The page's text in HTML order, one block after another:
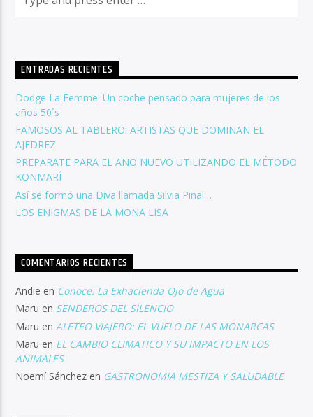
ENTRADAS RECIENTES
Dodge La Femme: Un coche pensado para mujeres de los
años 50´s
FAMOSOS AL TABLERO: ARTISTAS QUE DOMINAN EL
AJEDREZ
PREPARATE PARA EL AÑO NUEVO UTILIZANDO EL MÉTODO
KONMARÍ
Así se formó una Diva llamada Silvia Pinal…
LOS ENIGMAS DE LA MONA LISA
COMENTARIOS RECIENTES
Andie en Conoce: La Exhacienda Ojo de Agua
Maru en SENDEROS DEL SILENCIO
Maru en ALETEO VIAJERO: EL VUELO DE LAS MONARCAS
Maru en EL CAMBIO CLIMATICO Y SU IMPACTO EN LOS
ANIMALES
Noemí Sánchez en GASTRONOMIA MESTIZA Y SALUDABLE